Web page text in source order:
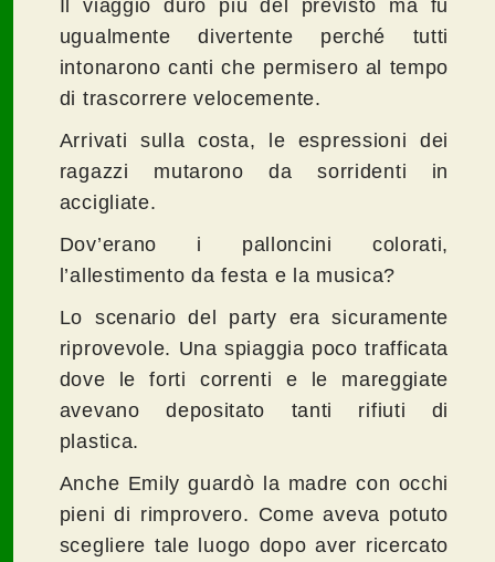
Il viaggio durò più del previsto ma fu
ugualmente divertente perché tutti
intonarono canti che permisero al tempo
di trascorrere velocemente.
Arrivati sulla costa, le espressioni dei
ragazzi mutarono da sorridenti in
accigliate.
Dov’erano i palloncini colorati,
l’allestimento da festa e la musica?
Lo scenario del party era sicuramente
riprovevole. Una spiaggia poco trafficata
dove le forti correnti e le mareggiate
avevano depositato tanti rifiuti di
plastica.
Anche Emily guardò la madre con occhi
pieni di rimprovero. Come aveva potuto
scegliere tale luogo dopo aver ricercato